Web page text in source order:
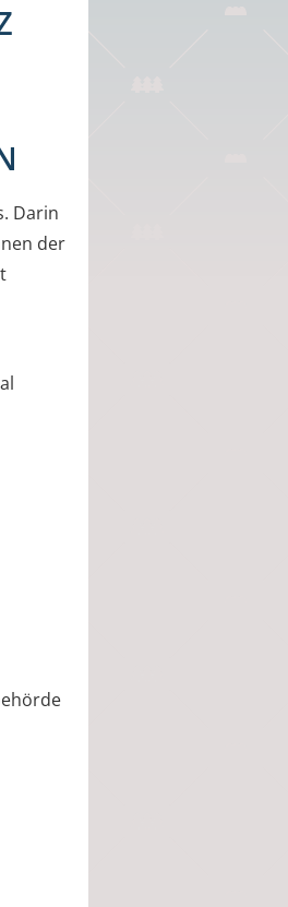
Darin
der